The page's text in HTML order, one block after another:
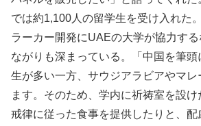
では約1,100人の留学生を受け入れた
ラーカー開発にUAEの大学が協力す
ながりも深まっている。「中国を筆
生が多い一方、サウジアラビアやマ
ます。そのため、学内に祈祷室を設
戒律に従った食事を提供したりと、